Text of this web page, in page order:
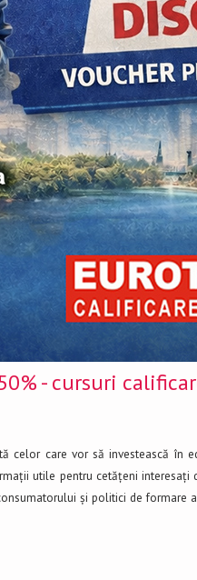
- cursuri
celor care vor să investească în
utile pentru cetățeni interesați
și politici de